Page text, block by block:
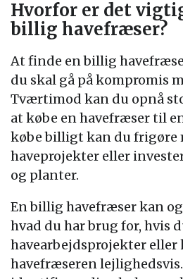
Hvorfor er det
billig havefræser?
At finde en billig
du skal gå på kompromis
Tværtimod kan du opnå
at købe en havefræser til
købe billigt kan du frigøre
haveprojekter eller
og planter.
En billig havefræser kan
hvad du har brug for, hvis
havearbejdsprojekter eller
havefræseren